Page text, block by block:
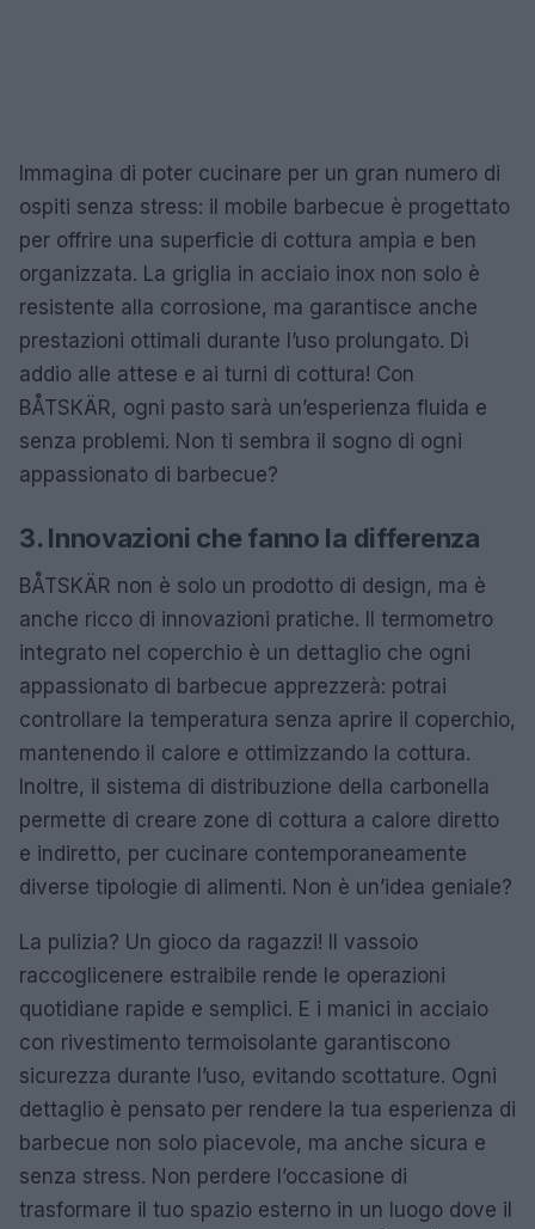
Immagina di poter cucinare per un gran numero di
ospiti senza stress: il mobile barbecue è progettato
per offrire una superficie di cottura ampia e ben
organizzata. La griglia in acciaio inox non solo è
resistente alla corrosione, ma garantisce anche
prestazioni ottimali durante l’uso prolungato. Dì
addio alle attese e ai turni di cottura! Con
BÅTSKÄR, ogni pasto sarà un’esperienza fluida e
senza problemi. Non ti sembra il sogno di ogni
appassionato di barbecue?
3. Innovazioni che fanno la differenza
BÅTSKÄR non è solo un prodotto di design, ma è
anche ricco di innovazioni pratiche. Il termometro
integrato nel coperchio è un dettaglio che ogni
appassionato di barbecue apprezzerà: potrai
controllare la temperatura senza aprire il coperchio,
mantenendo il calore e ottimizzando la cottura.
Inoltre, il sistema di distribuzione della carbonella
permette di creare zone di cottura a calore diretto
e indiretto, per cucinare contemporaneamente
diverse tipologie di alimenti. Non è un’idea geniale?
La pulizia? Un gioco da ragazzi! Il vassoio
raccoglicenere estraibile rende le operazioni
quotidiane rapide e semplici. E i manici in acciaio
con rivestimento termoisolante garantiscono
sicurezza durante l’uso, evitando scottature. Ogni
dettaglio è pensato per rendere la tua esperienza di
barbecue non solo piacevole, ma anche sicura e
senza stress. Non perdere l’occasione di
trasformare il tuo spazio esterno in un luogo dove il